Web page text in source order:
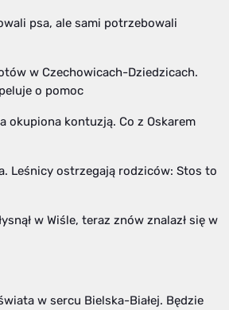
psa, ale sami potrzebowali
w Czechowicach-Dziedzicach.
o pomoc
okupiona kontuzją. Co z Oskarem
Leśnicy ostrzegają rodziców: Stos to
w Wiśle, teraz znów znalazł się w
w sercu Bielska-Białej. Będzie